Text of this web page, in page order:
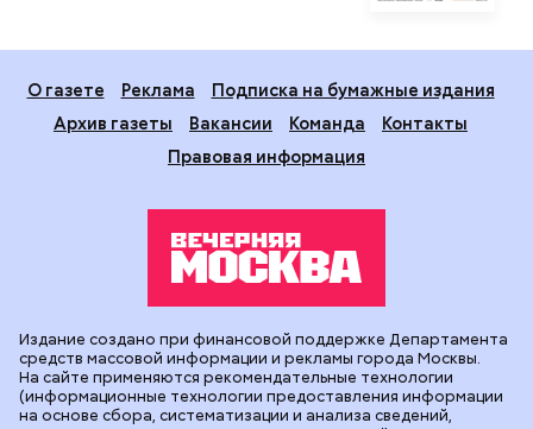
О газете Реклама
Подписка на бумажные издания
Архив газеты
Вакансии Команда
Контакты
Правовая информация
Издание создано при финансовой поддержке Департамента
средств массовой информации и рекламы города Москвы.
На сайте применяются рекомендательные технологии
(информационные технологии предоставления информации
на основе сбора, систематизации и анализа сведений,